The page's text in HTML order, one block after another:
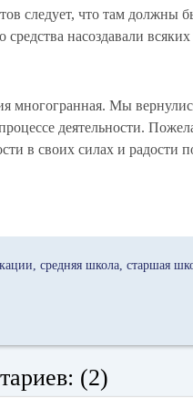
следует, что там должны
насоздавали
многогранная. Мы
деятельности.
в своих силах и радости
средняя школа старшая
(2)